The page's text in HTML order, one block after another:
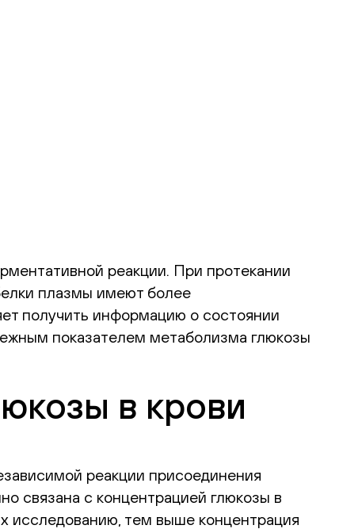
реакции. При протекании
плазмы имеют более
получить информацию о состоянии
показателем метаболизма глюкозы
в крови
реакции присоединения
связана с концентрацией глюкозы в
исследованию, тем выше концентрация